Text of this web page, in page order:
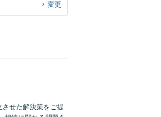
変更
させた解決策をご提